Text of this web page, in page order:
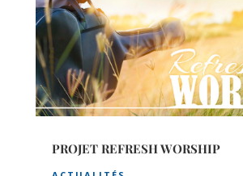
PROJET REFRESH WORSHIP